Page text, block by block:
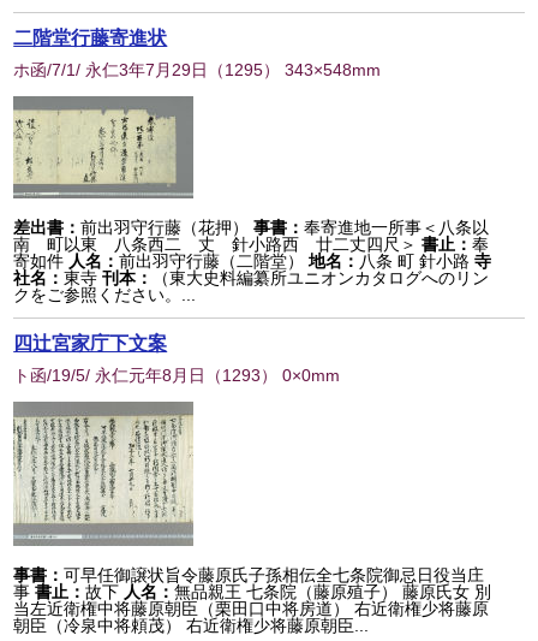
二階堂行藤寄進状
ホ函/7/1/ 永仁3年7月29日 （1295） 343×548mm
差出書：前出羽守行藤（花押） 事書：奉寄進地一所事＜八条以
南 町以東 八条西二 丈 針小路西 廿二丈四尺＞ 書止：奉
寄如件 人名：前出羽守行藤（二階堂） 地名： 八条 町 針小路 寺
社名：東寺 刊本：
（東大史料編纂所ユニオンカタログへのリン
クをご参照ください。...
四辻宮家庁下文案
ト函/19/5/ 永仁元年8月日 （1293） 0×0mm
事書：可早任御譲状旨令藤原氏子孫相伝全七条院御忌日役当庄
事書止：故下 人名：無品親王 七条院（藤原殖子） 藤原氏女 別
当左近衛権中将藤原朝臣（栗田口中将房道） 右近衛権少将藤原
朝臣（冷泉中将頼茂） 右近衛権少将藤原朝臣...